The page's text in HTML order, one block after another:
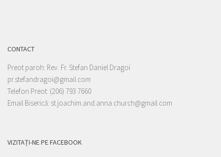
CONTACT
Preot paroh: Rev. Fr. Stefan Daniel Dragoi
pr.stefandragoi@gmail.com
Telefon Preot: (206) 793 7660
Email Biserică: st.joachim.and.anna.church@gmail.com
VIZITAȚI-NE PE FACEBOOK